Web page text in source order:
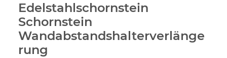
Edelstahlschornstein
Schornstein
Wandabstandshalterverlänge
rung